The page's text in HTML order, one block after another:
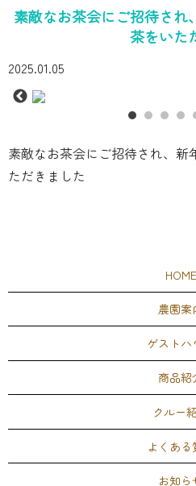
素敵なお茶会にご招待され
茶をいた
2025.01.05
素敵なお茶会にご招待され、
ただきました
HOME
農園案
ゲストハ
商品紹
クルー
よくある
お知ら